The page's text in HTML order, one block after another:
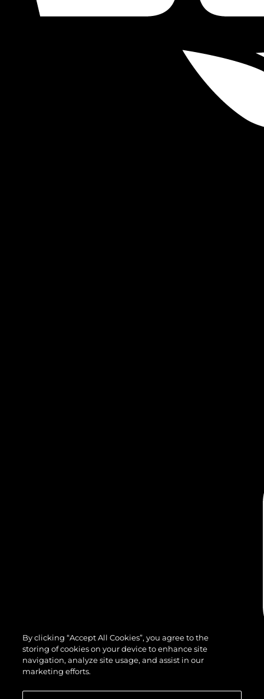
By clicking “Accept All Cookies”, you agree to the
storing of cookies on your device to enhance site
navigation, analyze site usage, and assist in our
marketing efforts.